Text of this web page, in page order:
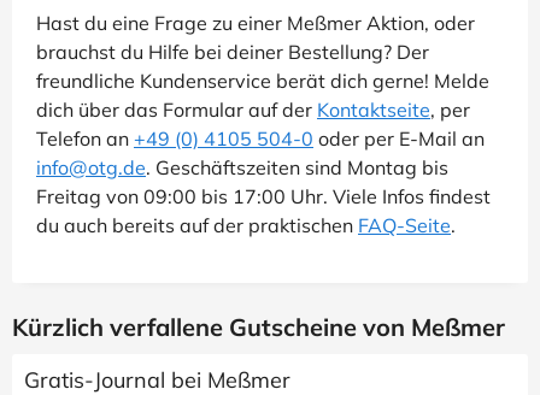
Hast du eine Frage zu einer Meßmer Aktion, oder
brauchst du Hilfe bei deiner Bestellung? Der
freundliche Kundenservice berät dich gerne! Melde
dich über das Formular auf der Kontaktseite, per
Telefon an +49 (0) 4105 504-0 oder per E-Mail an
info@otg.de. Geschäftszeiten sind Montag bis
Freitag von 09:00 bis 17:00 Uhr. Viele Infos findest
du auch bereits auf der praktischen FAQ-Seite.
Kürzlich verfallene Gutscheine von Meßmer
Gratis-Journal bei Meßmer